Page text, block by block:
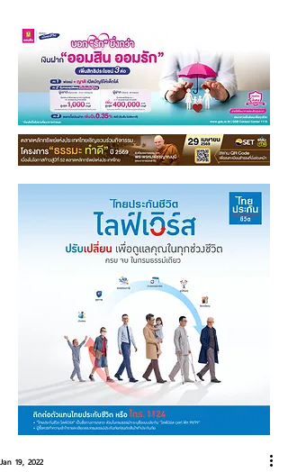
Jan 19, 2022